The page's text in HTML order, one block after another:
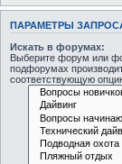
ПАРАМЕТРЫ
Искать в форумах:
Выберите форум или
подфорумах
соответствующую